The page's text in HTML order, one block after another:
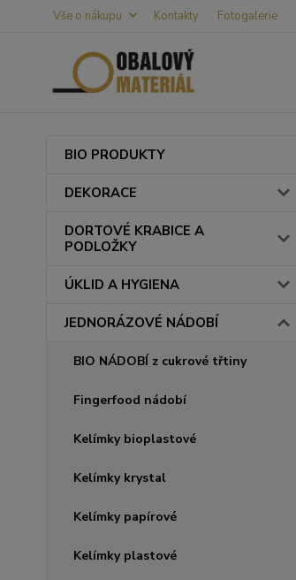
Vše o nákupu Kontakty Fotogalerie
BIO PRODUKTY
DEKORACE
DORTOVÉ KRABICE A
PODLOŽKY
ÚKLID A HYGIENA
JEDNORÁZOVÉ NÁDOBÍ
BIO NÁDOBÍ z cukrové třtiny
Fingerfood nádobí
Kelímky bioplastové
Kelímky krystal
Kelímky papírové
Kelímky plastové